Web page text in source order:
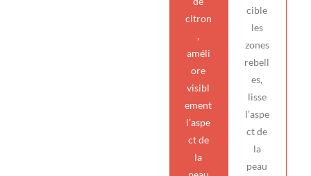
citron
,
améli
ore
visibl
ement
l’aspe
ct de
la
cible
les
zones
rebell
es,
lisse
l’aspe
ct de
la
peau